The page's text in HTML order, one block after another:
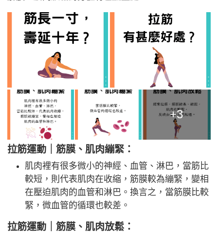
+3
拉筋運動｜筋膜、肌肉繃緊：
肌肉裡有很多微小的神經、血管、淋巴，當筋比
較短，則代表肌肉在收縮，筋膜較為繃緊，變相
在壓迫肌肉的血管和淋巴。換言之，當筋膜比較
緊，微血管的循環也較差。
拉筋運動｜筋膜、肌肉放鬆：